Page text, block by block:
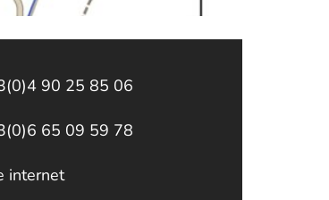
90 25 85 06
65 09 59 78
internet